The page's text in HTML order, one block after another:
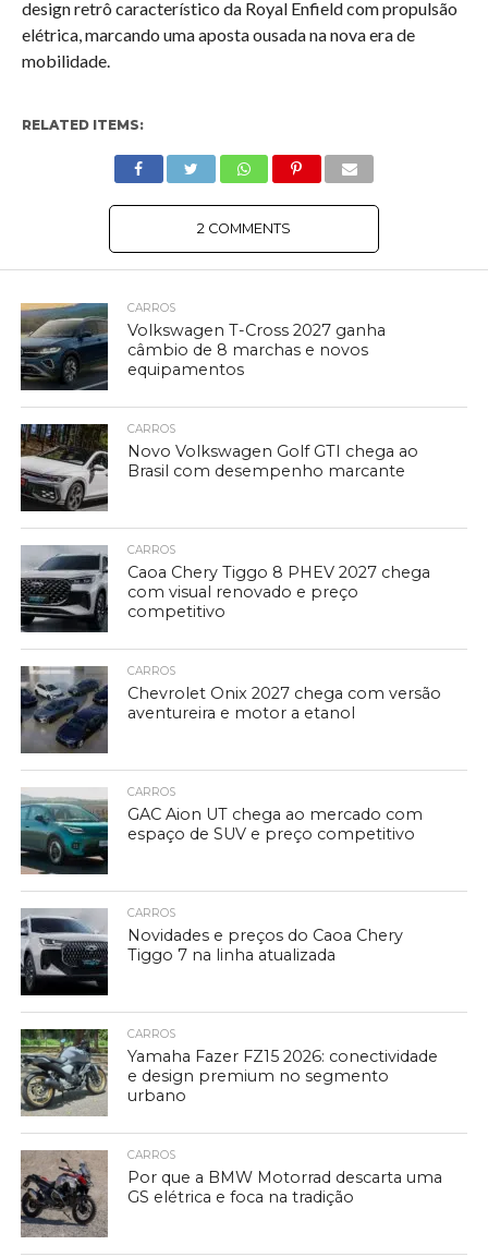
design retrô característico da Royal Enfield com propulsão
elétrica, marcando uma aposta ousada na nova era de
mobilidade.
RELATED ITEMS:
2 COMMENTS
CARROS
Volkswagen T-Cross 2027 ganha
câmbio de 8 marchas e novos
equipamentos
CARROS
Novo Volkswagen Golf GTI chega ao
Brasil com desempenho marcante
CARROS
Caoa Chery Tiggo 8 PHEV 2027 chega
com visual renovado e preço
competitivo
CARROS
Chevrolet Onix 2027 chega com versão
aventureira e motor a etanol
CARROS
GAC Aion UT chega ao mercado com
espaço de SUV e preço competitivo
CARROS
Novidades e preços do Caoa Chery
Tiggo 7 na linha atualizada
CARROS
Yamaha Fazer FZ15 2026: conectividade
e design premium no segmento
urbano
CARROS
Por que a BMW Motorrad descarta uma
GS elétrica e foca na tradição